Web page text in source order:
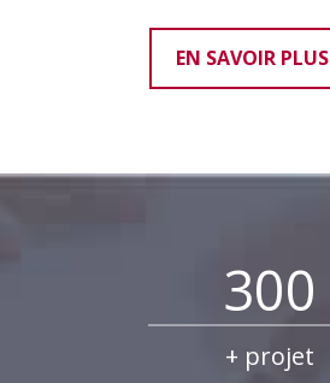
EN SAVOIR PLUS
300
+ projet